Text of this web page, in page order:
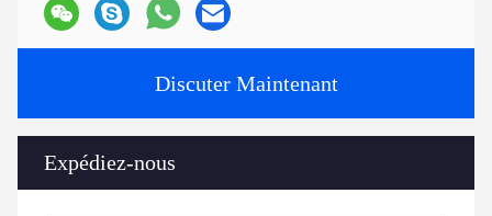
Discuter Maintenant
Expédiez-nous